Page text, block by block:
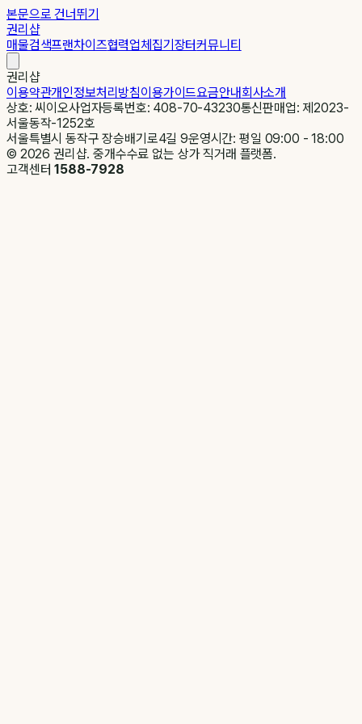
본문으로 건너뛰기
권리샵
매물검색프랜차이즈협력업체집기장터커뮤니티
권리샵
이용약관개인정보처리방침이용가이드요금안내회사소개
상호: 씨이오사업자등록번호: 408-70-43230통신판매업: 제2023-
서울동작-1252호
서울특별시 동작구 장승배기로4길 9운영시간: 평일 09:00 - 18:00
© 2026 권리샵. 중개수수료 없는 상가 직거래 플랫폼.
고객센터1588-7928